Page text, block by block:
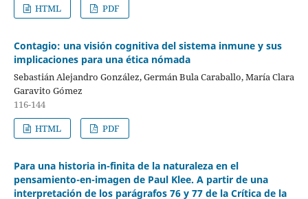
HTML
PDF
Contagio: una visión cognitiva del sistema inmune y sus
implicaciones para una ética nómada
Sebastián Alejandro González, Germán Bula Caraballo, María Clara
Garavito Gómez
116-144
HTML
PDF
Para una historia in-finita de la naturaleza en el
pensamiento-en-imagen de Paul Klee. A partir de una
interpretación de los parágrafos 76 y 77 de la Crítica de la